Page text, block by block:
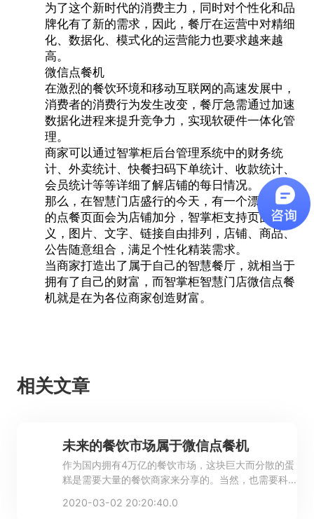
为了这个新时代的消费主力，同时对个性化和品
牌化有了新的需求，因此，餐厅在运营中对精细
化、数据化、模式化的运营能力也要求越来越
高。
微信点餐机
在激烈的餐饮环境和移动互联网的高速发展中，
消费者的消费行为发生改变，餐厅急需通过加速
数据化进程来提升竞争力，实现软硬件一体化管
理。
商家可以通过智掌柜后台管理系统中的财务统
计、外卖统计、快餐扫码下单统计、收款统计、
会员统计等等详细了解店铺的每日情况。
那么，在智慧门店盛行的今天，有一个漂亮大方
的点餐页面会为店铺加分，智掌柜支持页面自定
义，图片、文字、链接自由排列，店铺、商品、
公告随意组合，满足个性化精装需求。
当商家打造出了属于自己的智慧餐厅，就相当于
拥有了自己的财富，而智掌柜智慧门店微信点餐
机就是在为各位商家创造财富。
相关文章
未来的餐饮市场属于微信点餐机
作为国内拥有4万亿的餐饮市场，这块巨大而分散的蛋
糕是需要大量的餐饮商家来分享的。当然，也需要科
2020-03-02 20:20:40.0